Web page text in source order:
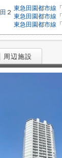
２
東急田園都市線 「
東急田園都市線 「
東急田園都市線 「
周辺施設